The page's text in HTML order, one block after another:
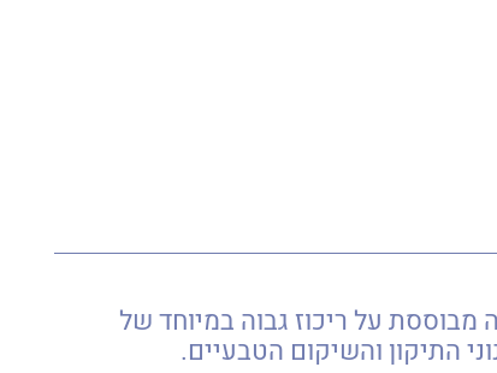
מבוססת על ריכוז גבוה במיוחד של